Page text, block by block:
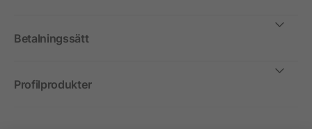
Betalningssätt
Profilprodukter